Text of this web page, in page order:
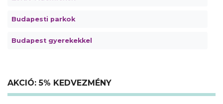
Budapesti parkok
Budapest gyerekekkel
AKCIÓ: 5% KEDVEZMÉNY